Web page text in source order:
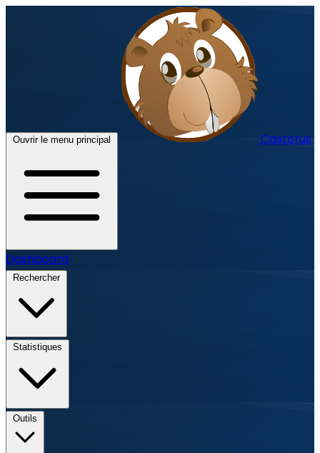
Ouvrir le menu principal Castorus
Dashboard
Rechercher
Statistiques
Outils